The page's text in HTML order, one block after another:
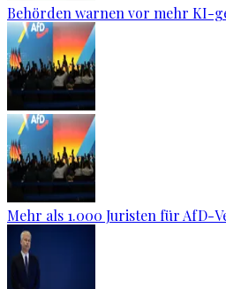
Behörden warnen vor mehr KI-
Mehr als 1.000 Juristen für AfD-